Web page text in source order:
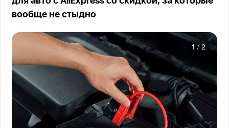
вообще не стыдно
1 / 2